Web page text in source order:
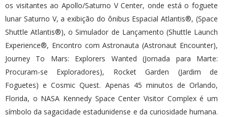
os visitantes ao Apollo/Saturno V Center, onde está o foguete
lunar Saturno V, a exibição do ônibus Espacial Atlantis®, (Space
Shuttle Atlantis®), o Simulador de Lançamento (Shuttle Launch
Experience®, Encontro com Astronauta (Astronaut Encounter),
Journey To Mars: Explorers Wanted (Jornada para Marte:
Procuram-se Exploradores), Rocket Garden (Jardim de
Foguetes) e Cosmic Quest. Apenas 45 minutos de Orlando,
Florida, o NASA Kennedy Space Center Visitor Complex é um
símbolo da sagacidade estadunidense e da curiosidade humana.